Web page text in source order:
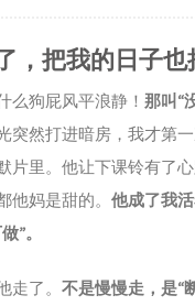
，把我的日子
么狗屁风平浪静！ 那叫“
突然打进暗房，我才第
片里。他让下课铃有了
他妈是甜的。 他成了我
”。
走了。 不是慢慢走，是“